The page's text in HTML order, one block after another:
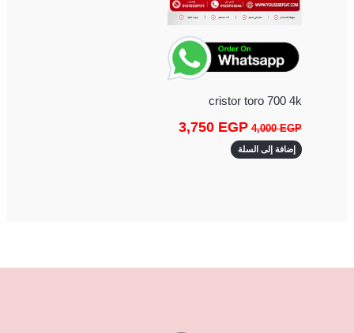
cristor toro 700 4k
4,000EGP
3,750 EGP
إضافة إلى السلة